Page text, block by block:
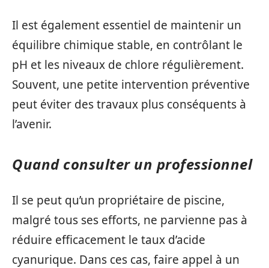
Il est également essentiel de maintenir un
équilibre chimique stable, en contrôlant le
pH et les niveaux de chlore régulièrement.
Souvent, une petite intervention préventive
peut éviter des travaux plus conséquents à
l’avenir.
Quand consulter un professionnel
Il se peut qu’un propriétaire de piscine,
malgré tous ses efforts, ne parvienne pas à
réduire efficacement le taux d’acide
cyanurique. Dans ces cas, faire appel à un